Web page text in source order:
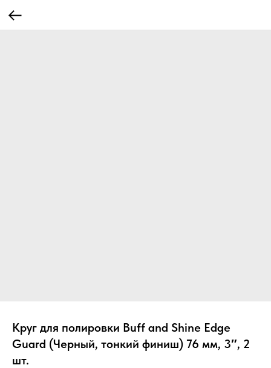
Круг для полировки Buff and Shine Edge
Guard (Черный, тонкий финиш) 76 мм, 3″, 2
шт.